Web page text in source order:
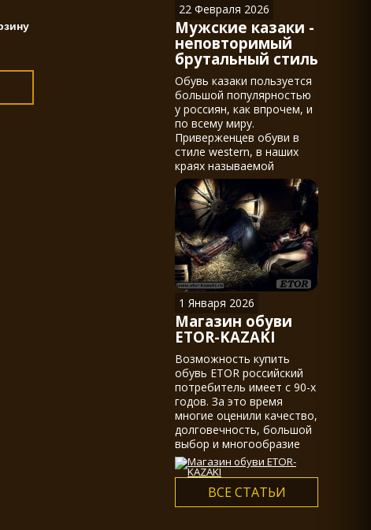
22 Февраля 2026
Мужские казаки -
неповторимый
брутальный стиль
Обувь казаки пользуется
большой популярностью
у россиян, как впрочем, и
по всему миру.
Приверженцев обуви в
стиле western, в наших
краях называемой
казаками, действительно
не мало.
1 Января 2026
Магазин обуви
ETOR-KAZAKI
Возможность купить
обувь ETOR российский
потребитель имеет с 90-х
годов. За это время
многие оценили качество,
долговечность, большой
выбор и многообразие
ассортимента...
ВСЕ СТАТЬИ